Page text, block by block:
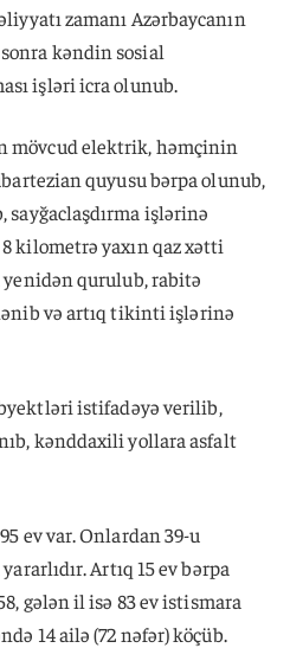
zamanı Azərbaycanın
kəndin sosial
işləri icra olunub.
mövcud elektrik, həmçinin
quyusu bərpa olunub,
sayğaclaşdırma işlərinə
kilometrə yaxın qaz xətti
qurulub, rabitə
və artıq tikinti işlərinə
istifadəyə verilib,
kənddaxili yollara asfalt
ev var. Onlardan 39-u
Artıq 15 ev bərpa
gələn il isə 83 ev istismara
14 ailə (72 nəfər) köçüb.